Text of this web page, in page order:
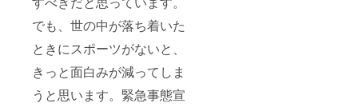
でも、世の中が落ち着いた
ときにスポーツがないと、
きっと面白みが減ってしま
うと思います。緊急事態宣